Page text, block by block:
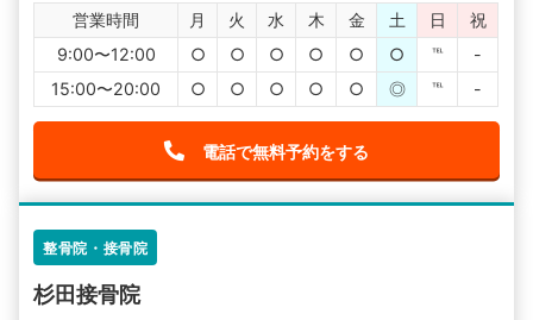
営業時間 月 火 水 木 金 土 日
祝
9:00〜12:00
○ ○ ○ ○ ○ ○ ℡
-
15:00〜20:00
○ ○ ○ ○ ○ ◎ ℡ -
電話で無料予約をする
整骨院・接骨院
杉田接骨院